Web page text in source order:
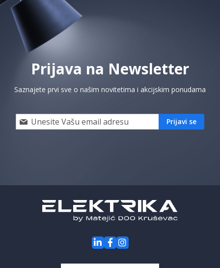
Prijava na Newsletter
Saznajete prvi sve o našim novitetima i akcijskim ponudama
Prijavi
se
akcije
Prijavi se